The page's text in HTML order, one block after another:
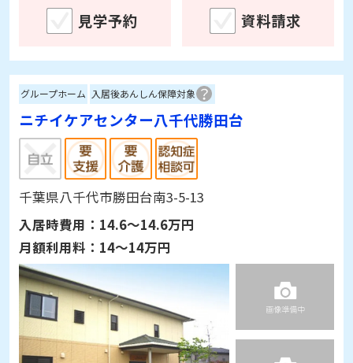
見学予約 資料請求
グループホーム 入居後あんしん保障対象
ニチイケアセンター八千代勝田台
千葉県八千代市勝田台南3-5-13
入居時費用： 14.6～14.6万円
月額利用料： 14～14万円